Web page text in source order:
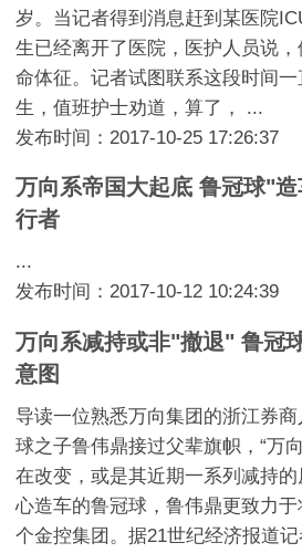
岁。当记者得到消息赶到某医院
生已经离开了医院，医护人员说
命体征。记者试图联系这段时间
生，值班护士劝道，算了， ...
发布时间：2017-10-25 17:26:37
万向系帝国大起底 鲁冠球"
行者
...
发布时间：2017-10-12 10:24:39
万向系减持或非"撤退" 鲁冠
意图
导读一位熟悉万向集团的浙江券
球之子鲁伟鼎接过父辈旗帜，“万
在改变，或是其近期一系列减持
心造车的鲁冠球，鲁伟鼎更致力于
个金控集团。据21世纪经济报道